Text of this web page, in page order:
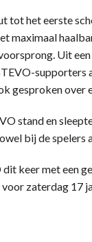
tot het eerste
maximaal
Uit
supporters
gesproken over
stand en
bij de spelers
keer met een
zaterdag 17